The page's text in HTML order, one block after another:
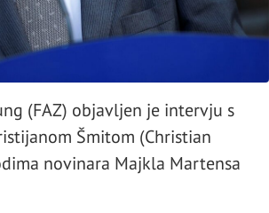
(FAZ) objavljen je intervju s
Šmitom (Christian
novinara Majkla Martensa